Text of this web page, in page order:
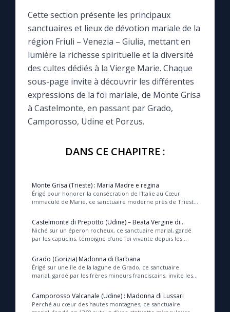
La chaîne Youtube
La newsletter
La vidéo de la semaine
Le compte Tiktok
Questions-réponses
Prier au quotidien
L'Évangile chaque jour
Cette section présente les principaux
sanctuaires et lieux de dévotion mariale de la
région Friuli – Venezia – Giulia, mettant en
lumière la richesse spirituelle et la diversité
des cultes dédiés à la Vierge Marie. Chaque
sous-page invite à découvrir les différentes
expressions de la foi mariale, de Monte Grisa
à Castelmonte, en passant par Grado,
Camporosso, Udine et Porzus.
DANS CE CHAPITRE :
Monte Grisa (Trieste) : Maria Madre e regina
Érigé pour honorer la consécration de l’Italie au Cœur
immaculé de Marie, ce sanctuaire moderne près de Trieste
Castelmonte di Prepotto (Udine) – Beata Vergine di
Castelmonte
Niché sur un éperon rocheux, ce sanctuaire marial, gardé
par les capucins, témoigne d’une foi vivante depuis les
Grado (Gorizia) Madonna di Barbana
Érigé sur une île de la lagune de Grado, ce sanctuaire
marial, gardé par les frères mineurs franciscains, invite les
Camporosso Valcanale (Udine) : Madonna di Lussari
Perché au cœur des hautes montagnes, ce sanctuaire